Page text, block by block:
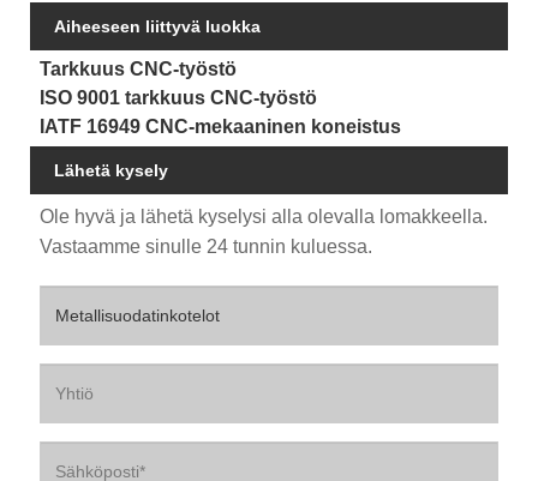
Aiheeseen liittyvä luokka
Tarkkuus CNC-työstö
ISO 9001 tarkkuus CNC-työstö
IATF 16949 CNC-mekaaninen koneistus
Lähetä kysely
Ole hyvä ja lähetä kyselysi alla olevalla lomakkeella.
Vastaamme sinulle 24 tunnin kuluessa.